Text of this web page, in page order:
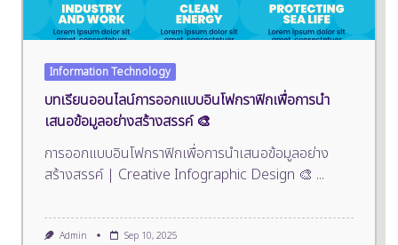
Information Technology
บทเรียนออนไลน์การออกแบบอินโฟกราฟิกเพื่อการนำ
เสนอข้อมูลอย่างสร้างสรรค์ 🎨
การออกแบบอินโฟกราฟิกเพื่อการนำเสนอข้อมูลอย่าง
สร้างสรรค์ | Creative Infographic Design 🎨 ...
Admin Sep 10, 2025